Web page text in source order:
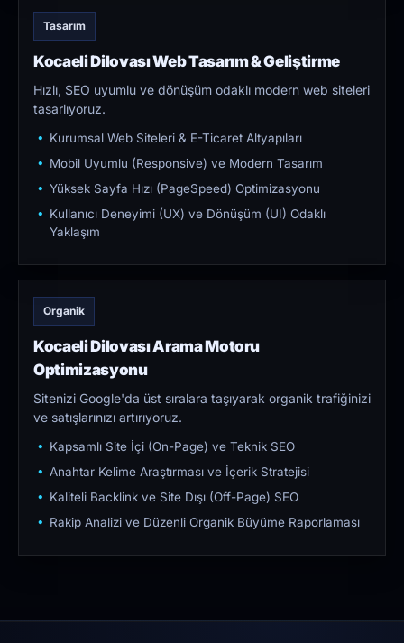
Tasarım
Kocaeli Dilovası Web Tasarım & Geliştirme
Hızlı, SEO uyumlu ve dönüşüm odaklı modern web siteleri
tasarlıyoruz.
Kurumsal Web Siteleri & E-Ticaret Altyapıları
Mobil Uyumlu (Responsive) ve Modern Tasarım
Yüksek Sayfa Hızı (PageSpeed) Optimizasyonu
Kullanıcı Deneyimi (UX) ve Dönüşüm (UI) Odaklı
Yaklaşım
Organik
Kocaeli Dilovası Arama Motoru
Optimizasyonu
Sitenizi Google'da üst sıralara taşıyarak organik trafiğinizi
ve satışlarınızı artırıyoruz.
Kapsamlı Site İçi (On-Page) ve Teknik SEO
Anahtar Kelime Araştırması ve İçerik Stratejisi
Kaliteli Backlink ve Site Dışı (Off-Page) SEO
Rakip Analizi ve Düzenli Organik Büyüme Raporlaması